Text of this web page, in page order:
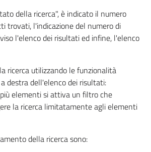
della ricerca", è indicato il numero
trovati, l'indicazione del numero di
l'elenco dei risultati ed infine, l'elenco
ricerca utilizzando le funzionalità
destra dell'elenco dei risultati:
elementi si attiva un filtro che
la ricerca limitatamente agli elementi
della ricerca sono: